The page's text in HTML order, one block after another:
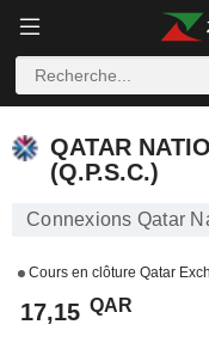
QATAR
(Q.P.S.C.)
Connexions Qatar
Cours en clôture Qatar
17,15 QAR